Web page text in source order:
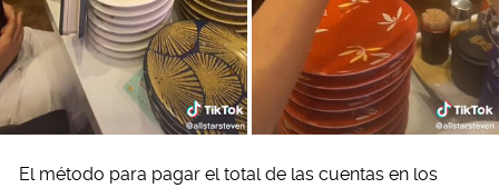
El método para pagar el total de las cuentas en los